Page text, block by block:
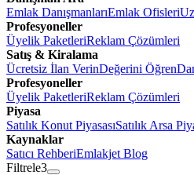
Emlak DanışmanlarıEmlak Ofisleri
Profesyoneller
Üyelik PaketleriReklam Çözümleri
Satış & Kiralama
Ücretsiz İlan VerinDeğerini Öğren
Profesyoneller
Üyelik PaketleriReklam Çözümleri
Piyasa
Satılık Konut PiyasasıSatılık Arsa
Kaynaklar
Satıcı RehberiEmlakjet Blog
Filtrele3